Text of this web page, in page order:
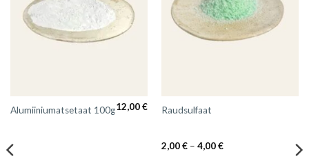
Alumiiniumatsetaat 100g12,00€ Raudsulfaat
2,00€ – 4,00€Hinnavahemik: